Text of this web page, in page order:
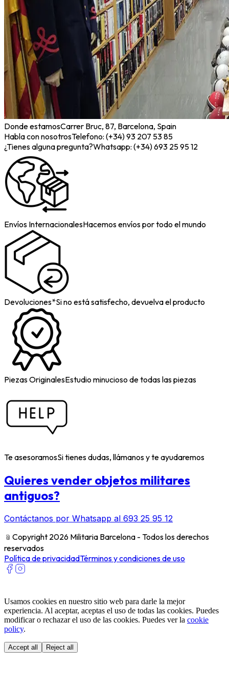
Donde estamosCarrer Bruc, 87, Barcelona, Spain
Habla con nosotrosTelefono: (+34) 93 207 53 85
¿Tienes alguna pregunta?Whatsapp: (+34) 693 25 95 12
Envíos InternacionalesHacemos envíos por todo el mundo
Devoluciones*Si no está satisfecho, devuelva el producto
Piezas OriginalesEstudio minucioso de todas las piezas
Te asesoramosSi tienes dudas, llámanos y te ayudaremos
Quieres vender objetos militares
antiguos?
Contáctanos por Whatsapp al 693 25 95 12
﹫ Copyright 2026 Militaria Barcelona - Todos los derechos
reservados
Política de privacidadTérminos y condiciones de uso
Usamos cookies en nuestro sitio web para darle la mejor
experiencia. Al aceptar, aceptas el uso de todas las cookies. Puedes
modificar o rechazar el uso de las cookies. Puedes ver la cookie
policy.
Accept all Reject all